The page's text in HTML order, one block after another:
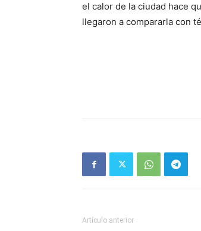
el calor de la ciudad hace
llegaron a compararla con
Artículo anterior